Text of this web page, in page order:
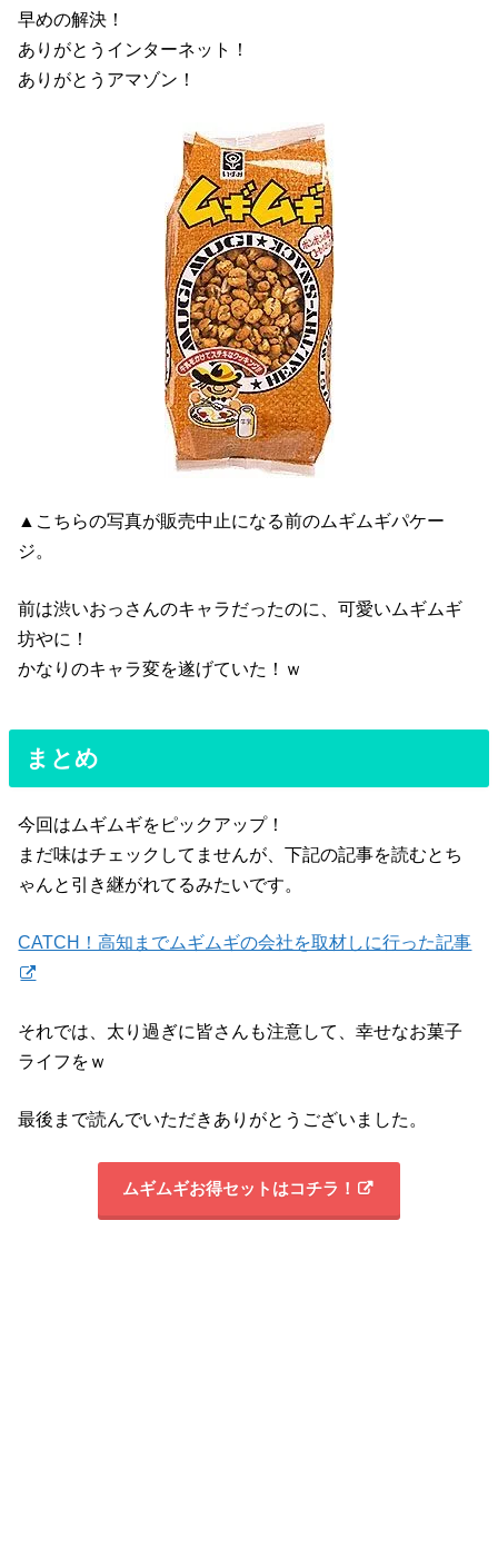
早めの解決！
ありがとうインターネット！
ありがとうアマゾン！
▲こちらの写真が販売中止になる前のムギムギパケー
ジ。
前は渋いおっさんのキャラだったのに、可愛いムギムギ
坊やに！
かなりのキャラ変を遂げていた！ｗ
まとめ
今回はムギムギをピックアップ！
まだ味はチェックしてませんが、下記の記事を読むとち
ゃんと引き継がれてるみたいです。
CATCH！高知までムギムギの会社を取材しに行った記事
それでは、太り過ぎに皆さんも注意して、幸せなお菓子
ライフをｗ
最後まで読んでいただきありがとうございました。
ムギムギお得セットはコチラ！